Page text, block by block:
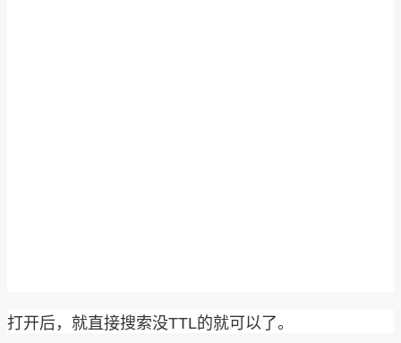
打开后，就直接搜索没TTL的就可以了。